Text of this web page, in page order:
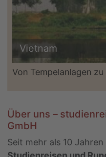
Vietnam
Von Tempelanlagen
Über uns –
GmbH
Seit mehr als 10